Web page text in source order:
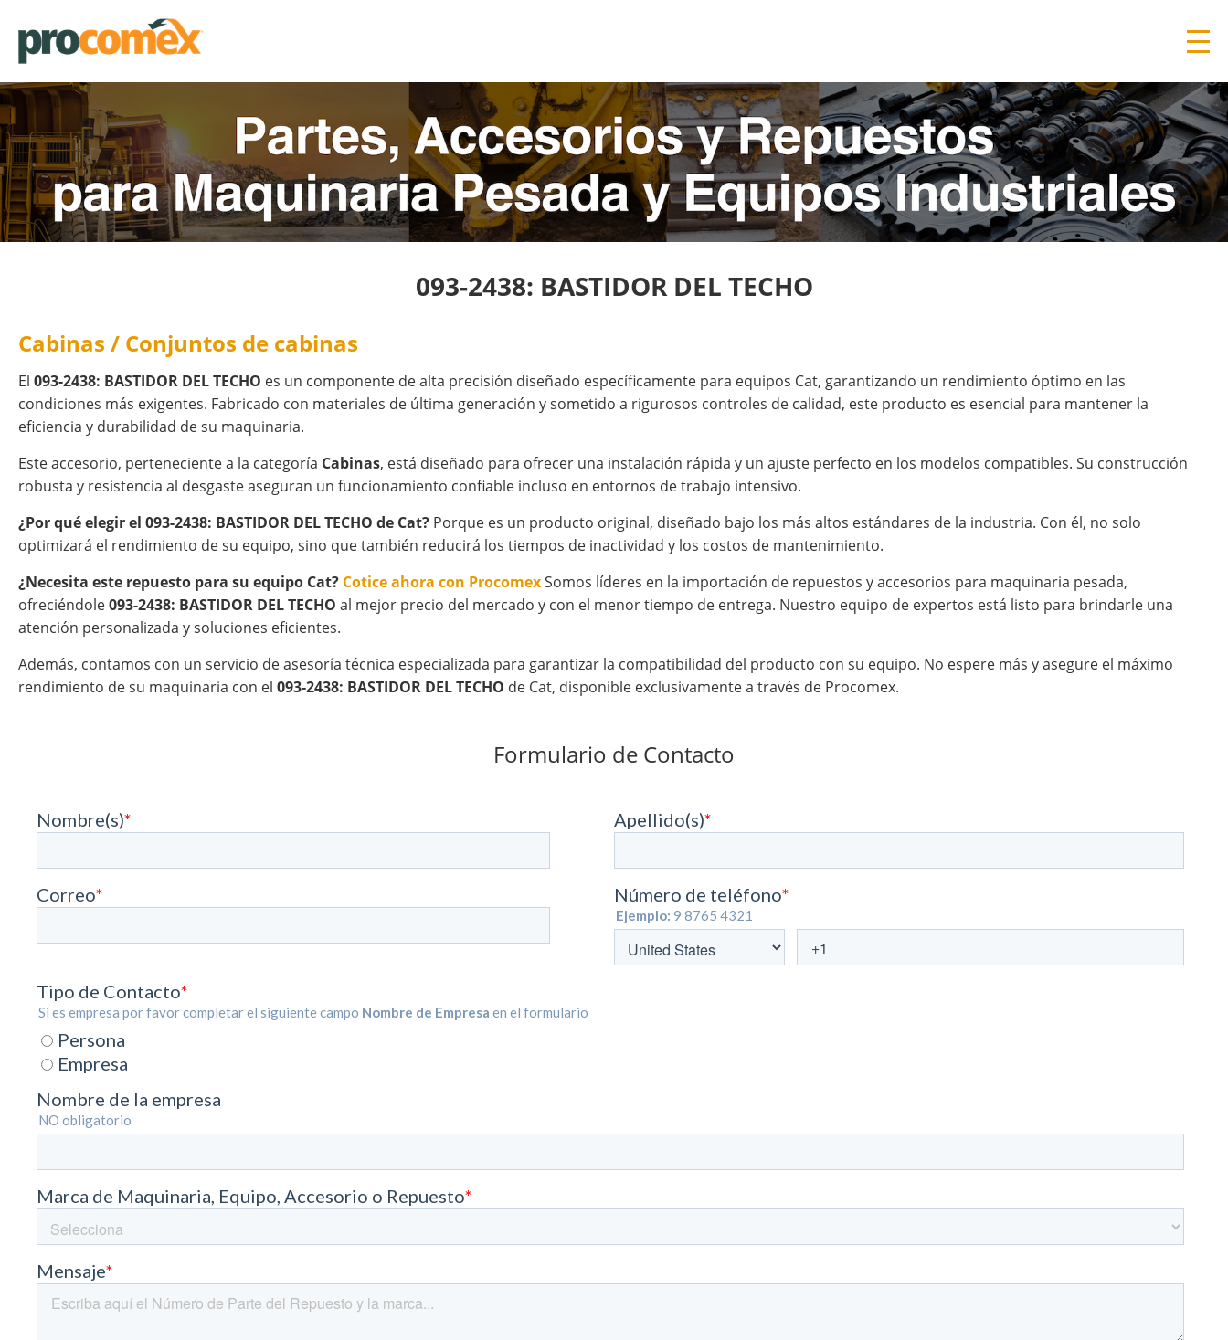
093-2438: BASTIDOR DEL TECHO
Cabinas / Conjuntos de cabinas
El 093-2438: BASTIDOR DEL TECHO es un componente de alta precisión diseñado específicamente para equipos Cat, garantizando un rendimiento óptimo en las
condiciones más exigentes. Fabricado con materiales de última generación y sometido a rigurosos controles de calidad, este producto es esencial para mantener la
eficiencia y durabilidad de su maquinaria.
Este accesorio, perteneciente a la categoría Cabinas, está diseñado para ofrecer una instalación rápida y un ajuste perfecto en los modelos compatibles. Su construcción
robusta y resistencia al desgaste aseguran un funcionamiento confiable incluso en entornos de trabajo intensivo.
¿Por qué elegir el 093-2438: BASTIDOR DEL TECHO de Cat? Porque es un producto original, diseñado bajo los más altos estándares de la industria. Con él, no solo
optimizará el rendimiento de su equipo, sino que también reducirá los tiempos de inactividad y los costos de mantenimiento.
¿Necesita este repuesto para su equipo Cat? Cotice ahora con ProcomexSomos líderes en la importación de repuestos y accesorios para maquinaria pesada,
ofreciéndole093-2438: BASTIDOR DEL TECHO al mejor precio del mercado y con el menor tiempo de entrega. Nuestro equipo de expertos está listo para brindarle una
atención personalizada y soluciones eficientes.
Además, contamos con un servicio de asesoría técnica especializada para garantizar la compatibilidad del producto con su equipo. No espere más y asegure el máximo
rendimiento de su maquinaria con el 093-2438: BASTIDOR DEL TECHO de Cat, disponible exclusivamente a través de Procomex.
Formulario de Contacto